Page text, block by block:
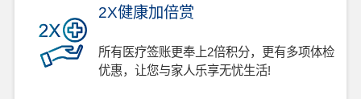
2X健康加倍赏
所有医疗签账更奉上2倍积分，更有多项体检
优惠，让您与家人乐享无忧生活!